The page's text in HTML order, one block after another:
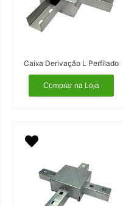
Caixa Derivação L Perfilado
Comprar na Loja